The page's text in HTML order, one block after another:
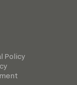
Policy